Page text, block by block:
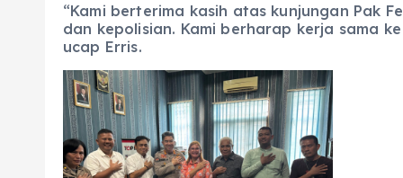
“Kami berterima kasih atas kunjungan Pak
dan kepolisian. Kami berharap kerja sama
ucap Erris.